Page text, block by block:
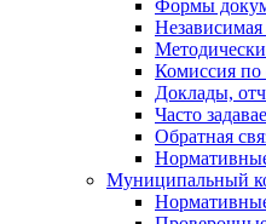
Формы
Комиссия по
Доклады,
Часто
Обратная
Муниципальный